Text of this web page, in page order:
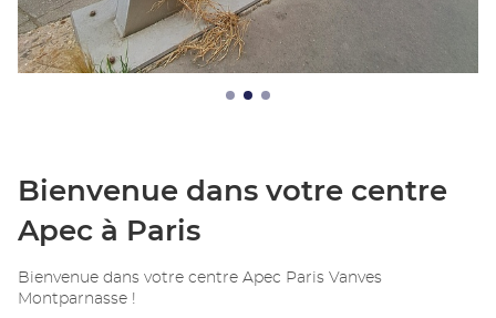
Bienvenue dans votre centre
Apec à Paris
Bienvenue dans votre centre Apec Paris Vanves
Montparnasse !